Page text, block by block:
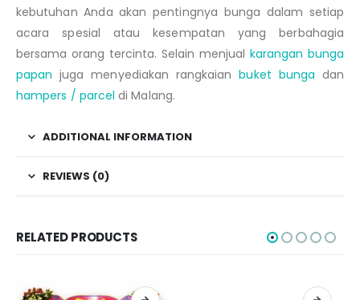
kebutuhan Anda akan pentingnya bunga dalam setiap
acara spesial atau kesempatan yang berbahagia
bersama orang tercinta. Selain menjual karangan bunga
papan juga menyediakan rangkaianbuket bunga dan
hampers / parcel di Malang.
ADDITIONAL INFORMATION
REVIEWS (0)
RELATED PRODUCTS